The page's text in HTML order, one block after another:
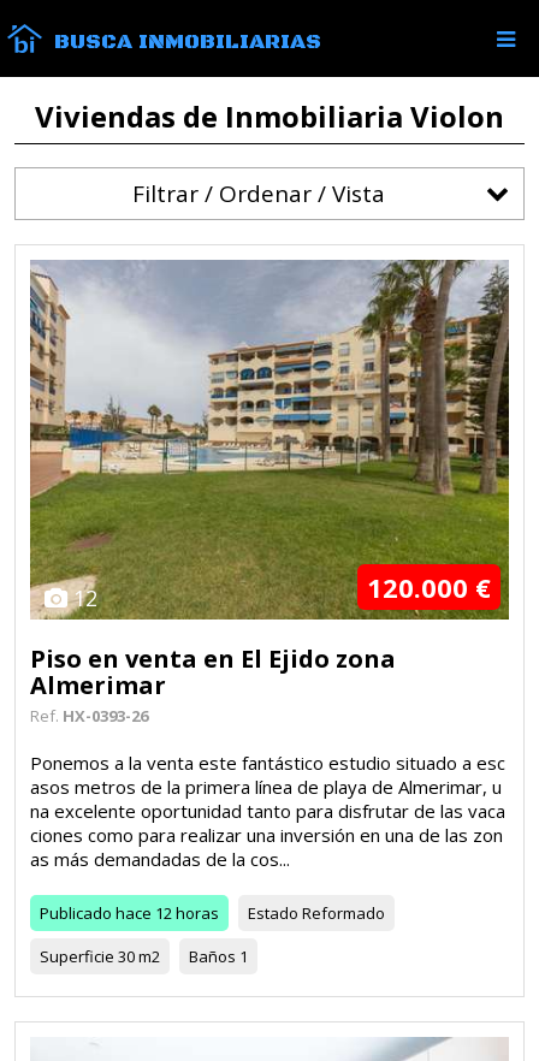
BUSCA INMOBILIARIAS
Viviendas de Inmobiliaria Violon
Filtrar / Ordenar / Vista
12 120.000 €
Piso en venta en El Ejido zona
Almerimar
Ref. HX-0393-26
Ponemos a la venta este fantástico estudio situado a esc
asos metros de la primera línea de playa de Almerimar, u
na excelente oportunidad tanto para disfrutar de las vaca
ciones como para realizar una inversión en una de las zon
as más demandadas de la cos...
Publicado hace 12 horas Estado Reformado
Superficie 30 m2 Baños 1